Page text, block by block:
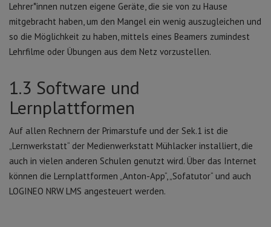
Lehrer*innen nutzen eigene Geräte, die sie von zu Hause
mitgebracht haben, um den Mangel ein wenig auszugleichen und
so die Möglichkeit zu haben, mittels eines Beamers zumindest
Lehrfilme oder Übungen aus dem Netz vorzustellen.
1.3 Software und
Lernplattformen
Auf allen Rechnern der Primarstufe und der Sek.1 ist die
„Lernwerkstatt“ der Medienwerkstatt Mühlacker installiert, die
auch in vielen anderen Schulen genutzt wird. Über das Internet
können die Lernplattformen „Anton-App“, „Sofatutor“ und auch
LOGINEO NRW LMS angesteuert werden.